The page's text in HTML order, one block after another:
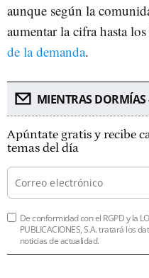
aunque según la
aumentar la cifra hasta
de la demanda.
MIENTRAS DORMÍAS
Apúntate gratis y recibe
temas del día
De conformidad con el RGPD y la
PUBLICACIONES, S.A. tratará los
noticias de actualidad.